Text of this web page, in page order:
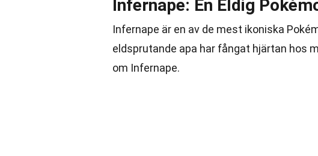
Infernape: En Eldig
Infernape är en av de mest ikoniska
eldsprutande apa har fångat hjärtan hos
om Infernape.